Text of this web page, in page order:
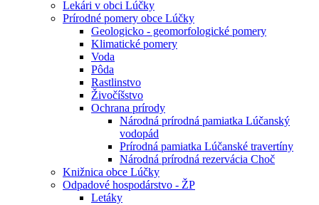
Lekári v obci Lúčky
Prírodné pomery obce Lúčky
Geologicko - geomorfologické pomery
Klimatické pomery
Voda
Pôda
Rastlinstvo
Živočíšstvo
Ochrana prírody
Národná prírodná pamiatka Lúčanský
vodopád
Prírodná pamiatka Lúčanské travertíny
Národná prírodná rezervácia Choč
Knižnica obce Lúčky
Odpadové hospodárstvo - ŽP
Letáky